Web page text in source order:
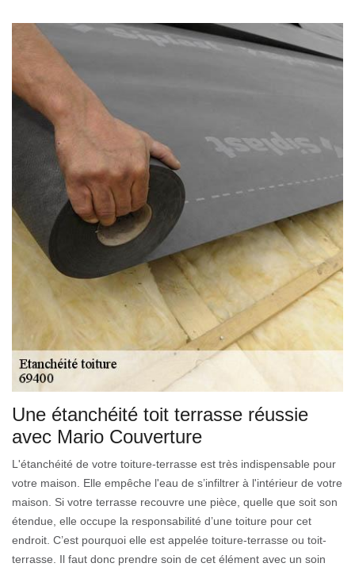
Une étanchéité toit terrasse réussie
avec Mario Couverture
L'étanchéité de votre toiture-terrasse est très indispensable pour
votre maison. Elle empêche l'eau de s’infiltrer à l'intérieur de votre
maison. Si votre terrasse recouvre une pièce, quelle que soit son
étendue, elle occupe la responsabilité d’une toiture pour cet
endroit. C’est pourquoi elle est appelée toiture-terrasse ou toit-
terrasse. Il faut donc prendre soin de cet élément avec un soin